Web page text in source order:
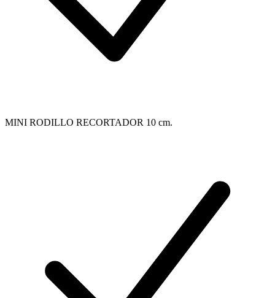
MINI RODILLO RECORTADOR 10 cm.